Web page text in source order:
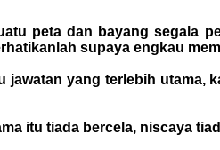
peta dan bayang segala
supaya engkau
yang terlebih
itu tiada bercela, niscaya